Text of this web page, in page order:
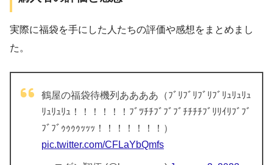
実際に福袋を手にした人たちの評価や感想をまとめまし
た。
鶴屋の福袋待機列ああああ（ﾌﾞﾘﾌﾞﾘﾌﾞﾘﾌﾞﾘｭﾘｭﾘｭ
ﾘｭﾘｭﾘｭ！！！！！！ﾌﾞﾂﾁﾁﾌﾞﾌﾞﾌﾞﾁﾁﾁﾁﾌﾞﾘﾘｲﾘﾌﾞﾌﾞ
ﾌﾞﾌﾞｩｩｩｩｯｯｯ！！！！！！！）
pic.twitter.com/CFLaYbQmfs